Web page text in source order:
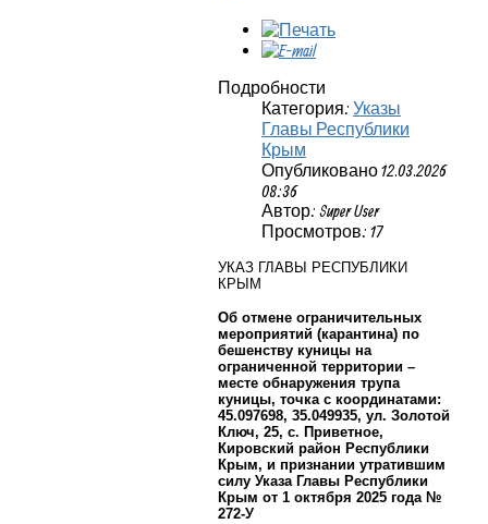
Подробности
Категория: Указы
Главы Республики
Крым
Опубликовано 12.03.2026
08:36
Автор: Super User
Просмотров: 17
УКАЗ ГЛАВЫ РЕСПУБЛИКИ
КРЫМ
Об отмене ограничительных
мероприятий (карантина) по
бешенству куницы на
ограниченной территории –
месте обнаружения трупа
куницы, точка с координатами:
45.097698, 35.049935, ул. Золотой
Ключ, 25, с. Приветное,
Кировский район Республики
Крым, и признании утратившим
силу Указа Главы Республики
Крым от 1 октября 2025 года №
272-У